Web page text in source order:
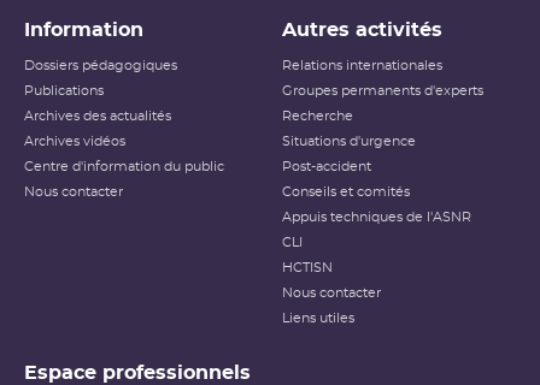
Information
Dossiers pédagogiques
Publications
Archives des actualités
Archives vidéos
Centre d'information du public
Nous contacter
Autres activités
Relations internationales
Groupes permanents d'experts
Recherche
Situations d'urgence
Post-accident
Conseils et comités
Appuis techniques de l'ASNR
CLI
HCTISN
Nous contacter
Liens utiles
Espace professionnels